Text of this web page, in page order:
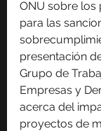
ONU sobre los
para las
presentación
Grupo de
Empresas y
acerca del
proyectos de